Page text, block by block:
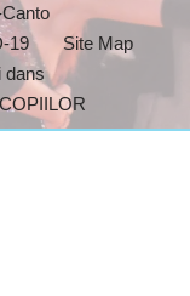
19
Site Map
dans